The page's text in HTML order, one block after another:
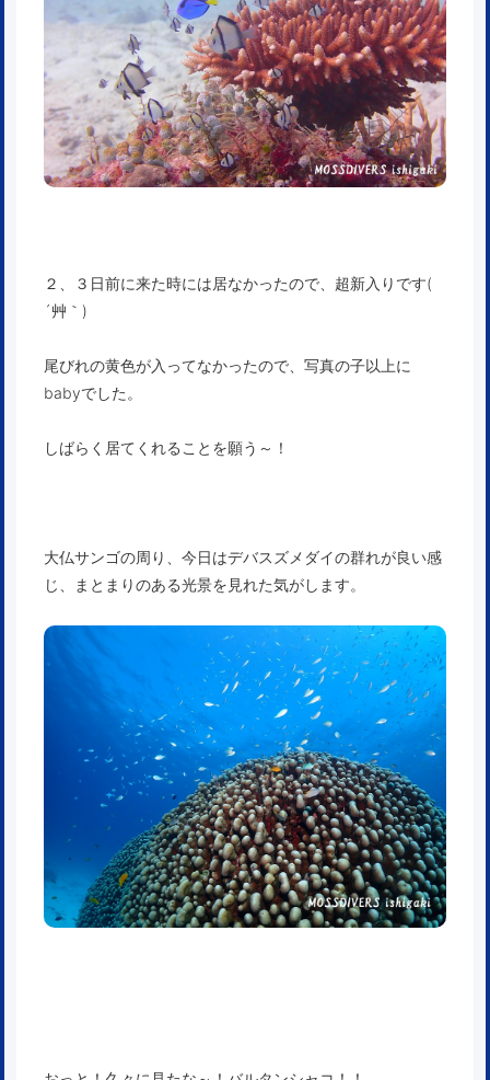
２、３日前に来た時には居なかったので、超新入りです(
´艸｀)
尾びれの黄色が入ってなかったので、写真の子以上に
babyでした。
しばらく居てくれることを願う～！
大仏サンゴの周り、今日はデバスズメダイの群れが良い感
じ、まとまりのある光景を見れた気がします。